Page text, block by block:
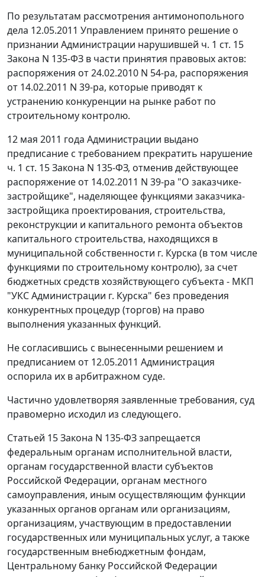
По результатам рассмотрения антимонопольного
дела 12.05.2011 Управлением принято решение о
признании Администрации нарушившей ч. 1 ст. 15
Закона N 135-ФЗ в части принятия правовых актов:
распоряжения от 24.02.2010 N 54-ра, распоряжения
от 14.02.2011 N 39-ра, которые приводят к
устранению конкуренции на рынке работ по
строительному контролю.
12 мая 2011 года Администрации выдано
предписание с требованием прекратить нарушение
ч. 1 ст. 15Закона N 135-ФЗ, отменив действующее
распоряжение от 14.02.2011 N 39-ра "О заказчике-
застройщике", наделяющее функциями заказчика-
застройщика проектирования, строительства,
реконструкции и капитального ремонта объектов
капитального строительства, находящихся в
муниципальной собственности г. Курска (в том числе
функциями по строительному контролю), за счет
бюджетных средств хозяйствующего субъекта - МКП
"УКС Администрации г. Курска" без проведения
конкурентных процедур (торгов) на право
выполнения указанных функций.
Не согласившись с вынесенными решением и
предписанием от 12.05.2011 Администрация
оспорила их в арбитражном суде.
Частично удовлетворяя заявленные требования, суд
правомерно исходил из следующего.
Статьей 15Закона N 135-ФЗ запрещается
федеральным органам исполнительной власти,
органам государственной власти субъектов
Российской Федерации, органам местного
самоуправления, иным осуществляющим функции
указанных органов органам или организациям,
организациям, участвующим в предоставлении
государственных или муниципальных услуг, а также
государственным внебюджетным фондам,
Центральному банку Российской Федерации